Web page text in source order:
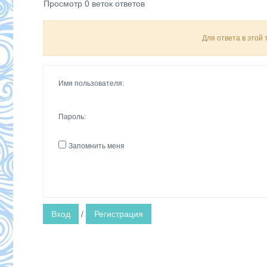
Просмотр 0 веток ответов
Для ответа в этой
Имя пользователя:
Пароль:
Запомнить меня
Вход / Регистрация